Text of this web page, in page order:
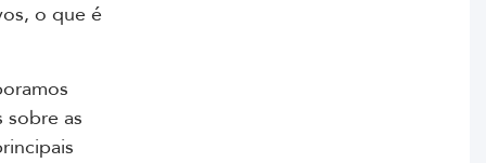
o que é
sobre as